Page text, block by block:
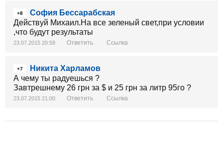
+8
София Бессарабская
Действуй Михаил.На все зеленый свет,при условии
,что будут результаты
23.07.2015 20:58 Ответить Ссылка
+7
Никита Харламов
А чему ты радуешься ?
Завтрешнему 26 грн за $ и 25 грн за литр 95го ?
23.07.2015 21:00 Ответить Ссылка